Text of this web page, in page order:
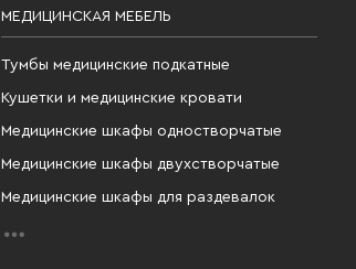
МЕДИЦИНСКАЯ МЕБЕЛЬ
Тумбы медицинские подкатные
Кушетки и медицинские кровати
Медицинские шкафы одностворчатые
Медицинские шкафы двухстворчатые
Медицинские шкафы для раздевалок